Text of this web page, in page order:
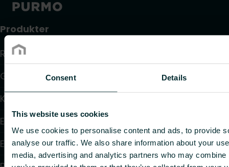
Consent Details
This website uses cookies
We use cookies to personalise content and ads, to provide
analyse our traffic. We also share information about your
media, advertising and analytics partners who may
Produkter
Radiatorer
Golvvärme och golvkylning
Konvektorer och fläktkonvektorer
Elektrisk uppvärmning
Elektronisk styrning